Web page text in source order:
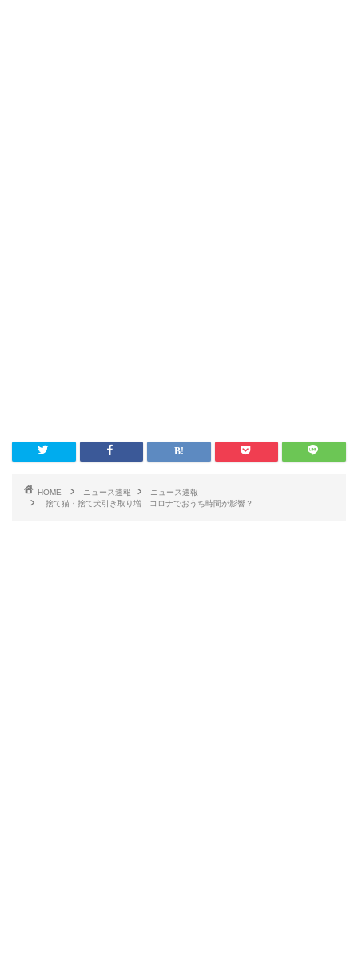
HOME ニュース速報
ニュース速報
捨て猫・捨て犬引き取り増 コロナでおうち時間が影響？